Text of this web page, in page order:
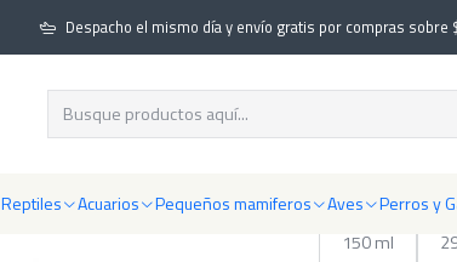
Reptiles Acuarios Pequeños mamiferos Aves Perros y
Despacho el mismo día y envío gratis por compras sobre
Productos para Gatos Bebederos y Comederos para Gatos
ESCOGER TAMAÑO
150 ml